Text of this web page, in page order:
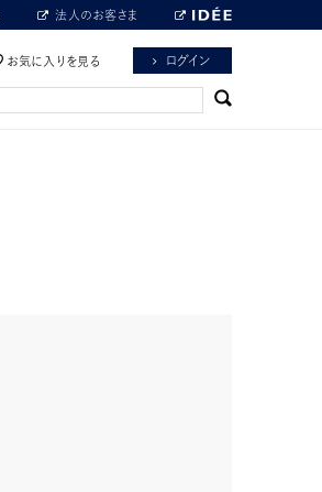
法人のお客さま
お気に入りを見る ログイン